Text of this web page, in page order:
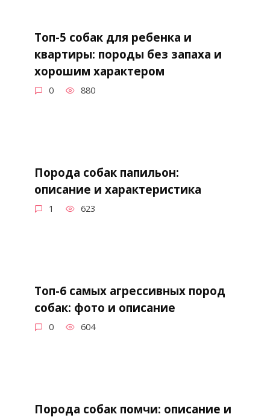
Топ-5 собак для ребенка и
квартиры: породы без запаха и
хорошим характером
0 880
Порода собак папильон:
описание и характеристика
1 623
Топ-6 самых агрессивных пород
собак: фото и описание
0 604
Порода собак помчи: описание и